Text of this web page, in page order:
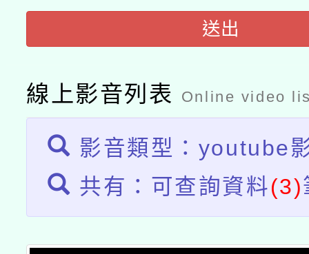
案。
招)
暨閱讀推動專業研習
科技賦能─人工智慧
礎課程
送出
線上影音列表 Online video
影音類型：youtube
共有：可查詢資料(3)